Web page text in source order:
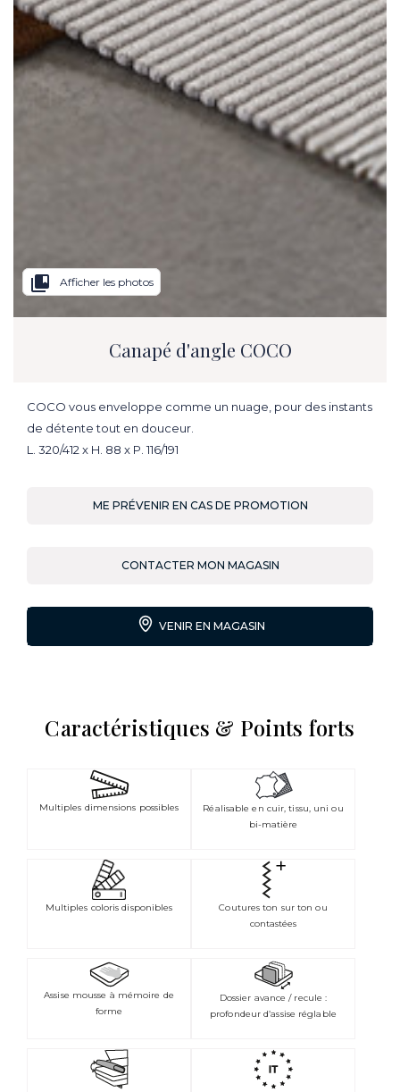
collections_bookmark Afficher les photos
Canapé d'angle COCO
COCO vous enveloppe comme un nuage, pour des instants
de détente tout en douceur.
L. 320/412 x H. 88 x P. 116/191
ME PRÉVENIR EN CAS DE PROMOTION
CONTACTER MON MAGASIN
VENIR EN MAGASIN
Caractéristiques & Points forts
Multiples dimensions possibles
Réalisable en cuir, tissu, uni ou
bi-matière
Multiples coloris disponibles
Coutures ton sur ton ou
contastées
Assise mousse à mémoire de
forme
Dossier avance / recule :
profondeur d’assise réglable